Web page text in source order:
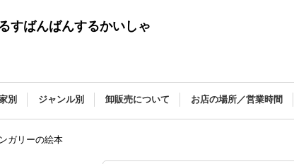
すばんばんするかいしゃ
別 ジャンル別 卸販売について お店の場所／営業時間
ガリーの絵本